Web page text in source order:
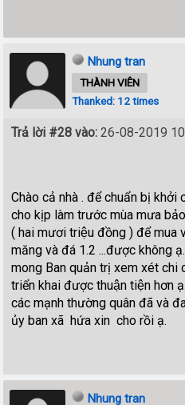
Nhung tran
THÀNH VIÊN
Thanked: 12 times
Trả lời #28 vào: 26-08-2019
Chào cả nhà . để chuẩn bị
cho kịp làm trước mùa mưa
( hai mươi triệu đồng ) để mua
măng và đá 1.2 ...được không
mong Ban quản trị xem xét
triển khai được thuận tiện hơn
các mạnh thường quân đã và
ủy ban xã hứa xin cho rồi ạ.
Nhung tran